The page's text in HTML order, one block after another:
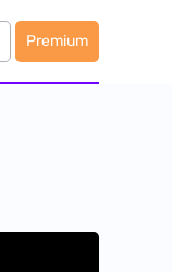
Premium